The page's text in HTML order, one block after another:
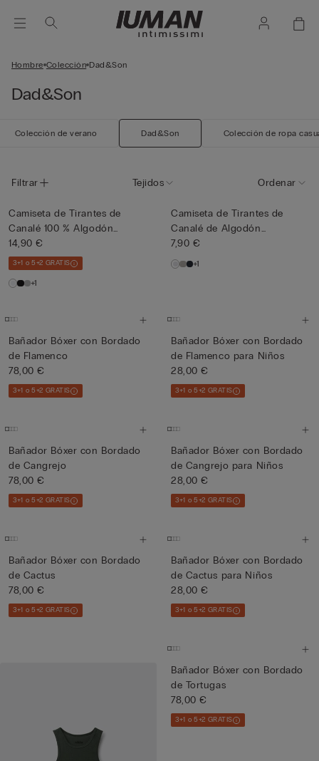
Hombre Colección Dad&Son
Dad&Son
Colección de verano Dad&Son Colección de ropa
Filtrar Tejidos Ordenar
Camiseta de Tirantes de
Canalé 100 % Algodón
Super...
14,90 €
3+1 o 5+2 GRATIS
+1
Camiseta de Tirantes de
Canalé de Algodón
Superior...
7,90 €
+1
Bañador Bóxer con Bordado
de Flamenco
78,00 €
3+1 o 5+2 GRATIS
Bañador Bóxer con Bordado
de Flamenco para Niños
28,00 €
3+1 o 5+2 GRATIS
Bañador Bóxer con Bordado
de Cangrejo
78,00 €
3+1 o 5+2 GRATIS
Bañador Bóxer con Bordado
de Cangrejo para Niños
28,00 €
3+1 o 5+2 GRATIS
Bañador Bóxer con Bordado
de Cactus
78,00 €
3+1 o 5+2 GRATIS
Bañador Bóxer con Bordado
de Cactus para Niños
28,00 €
3+1 o 5+2 GRATIS
Bañador Bóxer con Bordado
de Tortugas
78,00 €
3+1 o 5+2 GRATIS